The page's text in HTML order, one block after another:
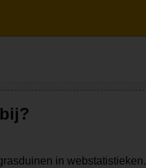
in webstatistieken.